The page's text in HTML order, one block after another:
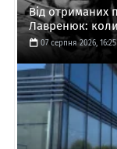
Від отриманих
Лавренюк:
07 серпня 2026, 16:25